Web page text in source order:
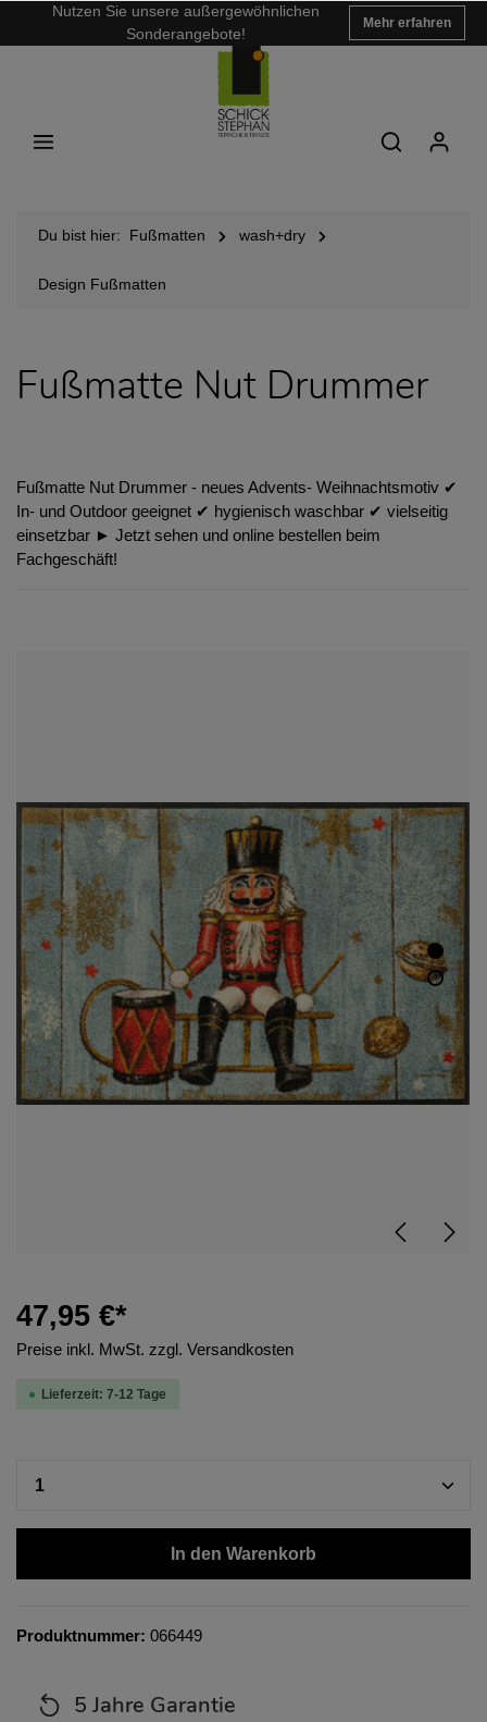
Nutzen Sie unsere außergewöhnlichen
Sonderangebote!
Mehr erfahren
Du bist hier: Fußmatten wash+dry
Design Fußmatten
Fußmatte Nut Drummer
Fußmatte Nut Drummer - neues Advents- Weihnachtsmotiv ✔︎
In- und Outdoor geeignet ✔︎ hygienisch waschbar ✔︎ vielseitig
einsetzbar ► Jetzt sehen und online bestellen beim
Fachgeschäft!
47,95 €*
Preise inkl. MwSt. zzgl. Versandkosten
Lieferzeit: 7-12 Tage
In den Warenkorb
Produktnummer: 066449
5 Jahre Garantie